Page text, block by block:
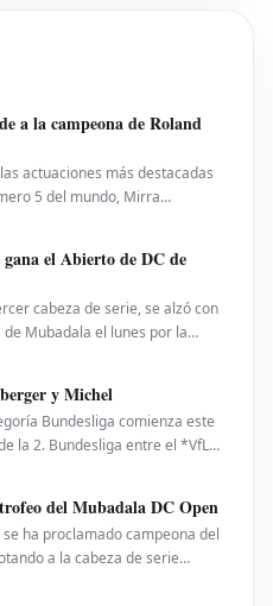
a la campeona de Roland
actuaciones más destacadas
5 del mundo, Mirra
6-4 el viernes por la noche. Con
en Toront
el Abierto de DC de
cabeza de serie, se alzó con
Mubadala el lunes por la
Jodar por 7-6 (2), 6-4. Este es
y Michel
Bundesliga comienza este
la 2. Bundesliga entre el *VfL
será dirigido por
eje
del Mubadala DC Open
ha proclamado campeona del
a la cabeza de serie
Pegula, con un marcador